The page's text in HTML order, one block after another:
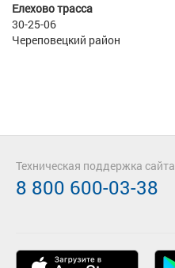
Елехово трасса
30-25-06
Череповецкий район
Техническая поддержка сайта
8 800 600-03-38